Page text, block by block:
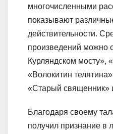
многочисленными
показывают
действительности.
произведений можно
Курляндском мосту»,
«Волокитин
«Старый священник»
Благодаря своему
получил признание в